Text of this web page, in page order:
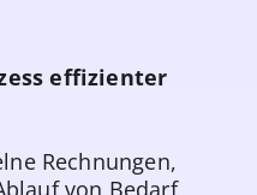
effizienter
Rechnungen,
von Bedarf,